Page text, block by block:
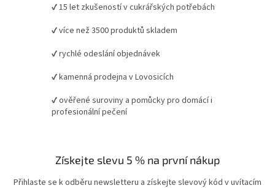
✔ 15 let zkušeností v cukrářských potřebách
✔ více než 3500 produktů skladem
✔ rychlé odeslání objednávek
✔ kamenná prodejna v Lovosicích
✔ ověřené suroviny a pomůcky pro domácí i
profesionální pečení
Získejte slevu 5 % na první nákup
Přihlaste se k odběru newsletteru a získejte slevový kód v uvítacím